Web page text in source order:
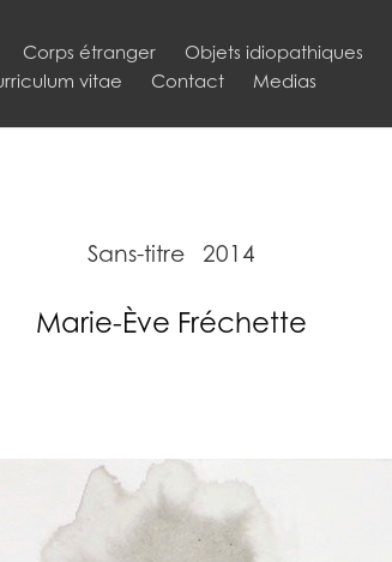
Corps étranger Objets idiopathiques
vitae Contact Medias
Sans-titre   2014
Marie-Ève Fréchette